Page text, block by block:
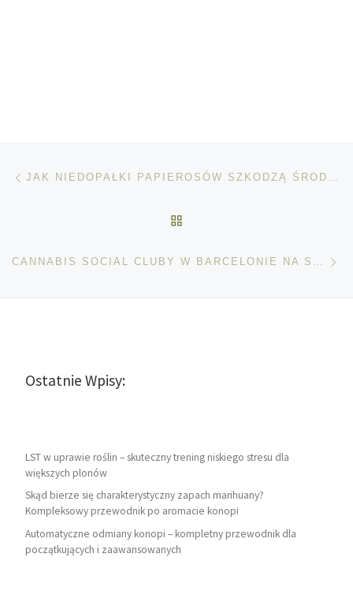
Nawigacja wpisu JAK NIEDOPAŁKI PAPIEROSÓW SZKODZĄ ŚRODOWISKU
CANNABIS SOCIAL CLUBY W BARCELONIE NA SKRAJU EGZYSTENCJI
Ostatnie Wpisy:
LST w uprawie roślin – skuteczny trening niskiego stresu dla
większych plonów
Skąd bierze się charakterystyczny zapach marihuany?
Kompleksowy przewodnik po aromacie konopi
Automatyczne odmiany konopi – kompletny przewodnik dla
początkujących i zaawansowanych